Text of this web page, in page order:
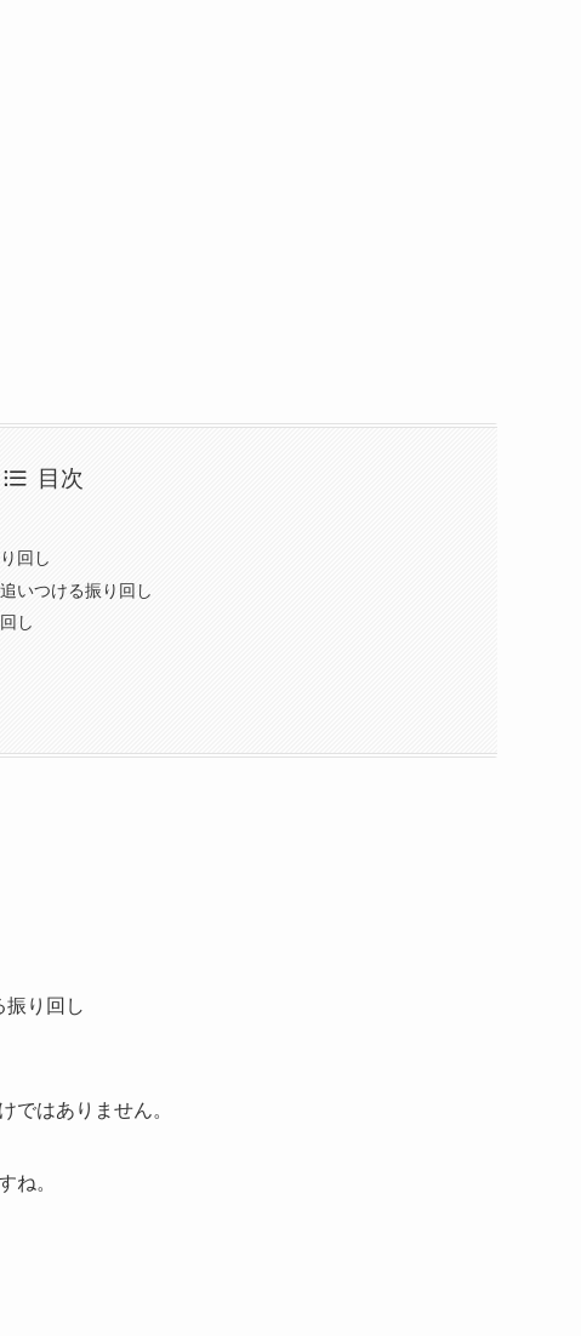
目次
回し
いつける振り回し
し
振り回し
ではありません。
ね。